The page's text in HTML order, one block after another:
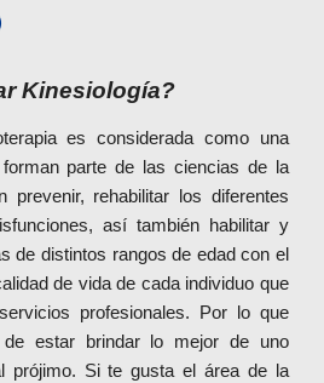
Kinesiología?
es considerada como una
parte de las ciencias de la
prevenir, rehabilitar los diferentes
así también habilitar y
de distintos rangos de edad con el
de vida de cada individuo que
profesionales. Por lo que
estar brindar lo mejor de uno
prójimo. Si te gusta el área de la